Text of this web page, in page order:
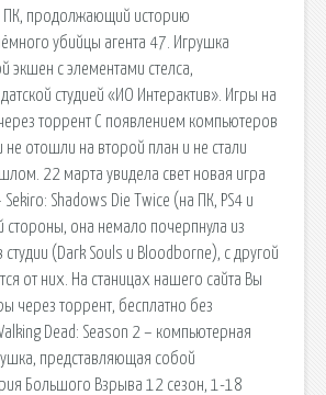
ПК, продолжающий историю
убийцы агента 47. Игрушка
экшен с элементами стелса,
студией «ИО Интерактив». Игры на
торрент С появлением компьютеров
не отошли на второй план и не стали
22 марта увидела свет новая игра
Shadows Die Twice (на ПК, PS4 и
стороны, она немало почерпнула из
(Dark Souls и Bloodborne), с другой
от них. На станицах нашего сайта Вы
через торрент, бесплатно без
Dead: Season 2 – компьютерная
представляющая собой
Большого Взрыва 12 сезон, 1-18